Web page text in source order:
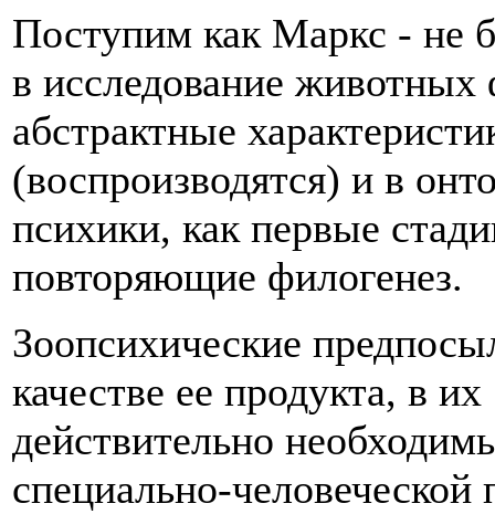
Поступим как Маркс - не
в исследование
абстрактные
(воспроизводятся) и в
психики, как первые
повторяющие филогенез.
Зоопсихические
качестве ее продукта, в
действительно
специально-человеческой